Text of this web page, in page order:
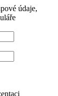
údaje,